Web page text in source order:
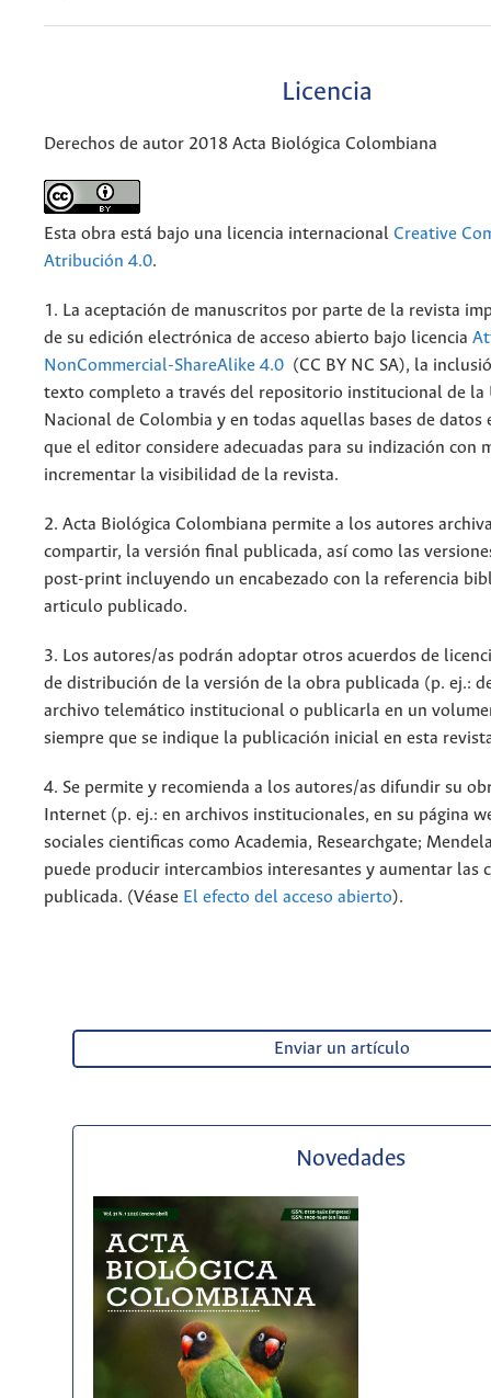
Licencia
Derechos de autor 2018 Acta Biológica Colombiana
Esta obra está bajo una licencia internacional Creative
Atribución 4.0.
1. La aceptación de manuscritos por parte de la revista
de su edición electrónica de acceso abierto bajo licencia
NonCommercial-ShareAlike 4.0 (CC BY NC SA), la
texto completo a través del repositorio institucional de la
Nacional de Colombia y en todas aquellas bases de datos
que el editor considere adecuadas para su indización con
incrementar la visibilidad de la revista.
2. Acta Biológica Colombiana permite a los autores
compartir, la versión final publicada, así como las
post-print incluyendo un encabezado con la referencia
articulo publicado.
3. Los autores/as podrán adoptar otros acuerdos de
de distribución de la versión de la obra publicada (p. ej.:
archivo telemático institucional o publicarla en un
siempre que se indique la publicación inicial en esta
4. Se permite y recomienda a los autores/as difundir su
Internet (p. ej.: en archivos institucionales, en su página
sociales cientificas como Academia, Researchgate;
puede producir intercambios interesantes y aumentar las
publicada. (Véase El efecto del acceso abierto).
Enviar un artículo
Novedades